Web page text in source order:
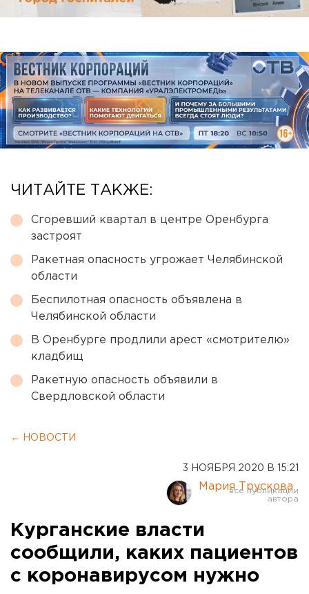
ЧИТАЙТЕ ТАКЖЕ:
Сгоревший квартал в центре Оренбурга
застроят
Ракетная опасность угрожает Челябинской
области
Беспилотная опасность объявлена в
Челябинской области
В Оренбурге продлили арест «смотрителю»
кладбищ
Ракетную опасность объявили в
Свердловской области
← НОВОСТИ
3 НОЯБРЯ 2020 В 15:21
Мария Трускова
Курганские власти
сообщили, каких пациентов
с коронавирусом нужно